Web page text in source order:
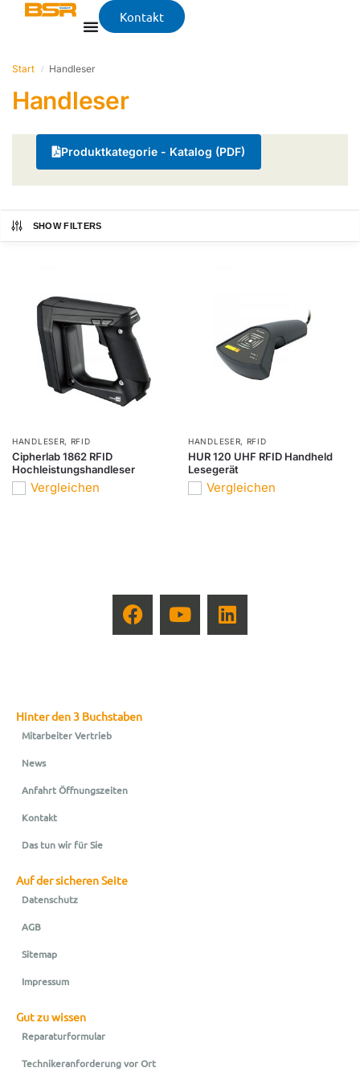
Kontakt
Start / Handleser
Handleser
Produktkategorie - Katalog (PDF)
SHOW FILTERS
HANDLESER, RFID
Cipherlab 1862 RFID
Hochleistungshandleser
Vergleichen
HANDLESER, RFID
HUR 120 UHF RFID Handheld
Lesegerät
Vergleichen
Hinter den 3 Buchstaben
Mitarbeiter Vertrieb
News
Anfahrt Öffnungszeiten
Kontakt
Das tun wir für Sie
Auf der sicheren Seite
Datenschutz
AGB
Sitemap
Impressum
Gut zu wissen
Reparaturformular
Technikeranforderung vor Ort